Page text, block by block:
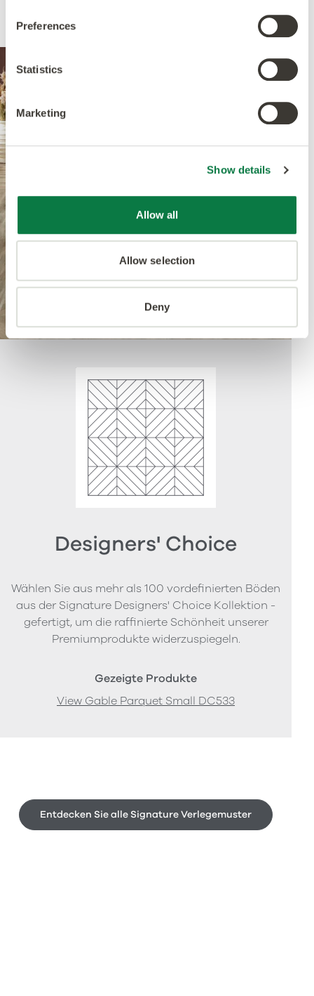
Preferences
Statistics
Marketing
Show details
Allow all
Allow selection
Deny
Designers' Choice
Wählen Sie aus mehr als 100 vordefinierten Böden
aus der Signature Designers' Choice Kollektion -
gefertigt, um die raffinierte Schönheit unserer
Premiumprodukte widerzuspiegeln.
Gezeigte Produkte
View Gable Parquet Small DC533
Previous Next
Entdecken Sie alle Signature Verlegemuster